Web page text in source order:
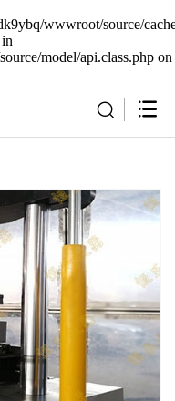
wwwroot/source/
model/api.class.php on